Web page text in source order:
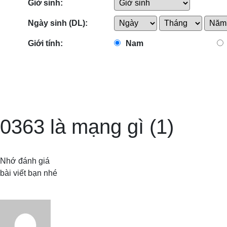
Giờ sinh:
Ngày sinh (DL):
Giới tính: Nam
0363 là mạng gì (1)
Nhớ đánh giá
bài viết bạn nhé